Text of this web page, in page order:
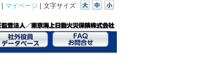
マイページ 文字サイズ